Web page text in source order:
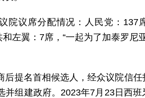
院议席分配情况：人民党：137
左翼：7席，“一起为了加泰罗尼
后提名首相候选人，经众议院信
并组建政府。2023年7月23日西